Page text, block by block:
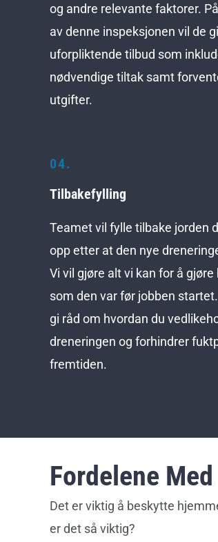
og andre relevante faktorer.
av denne inspeksjonen vil de
uforpliktende tilbud som
nødvendige tiltak samt
utgifter.
04.
Tilbakefylling
Teamet vil fylle tilbake jorden
opp etter at den nye
Vi vil gjøre alt vi kan for å gjøre
som den var før jobben
gi råd om hvordan du
dreneringen og forhindrer
fremtiden.
Fordelene
Det er viktig å beskytte
er det så viktig?